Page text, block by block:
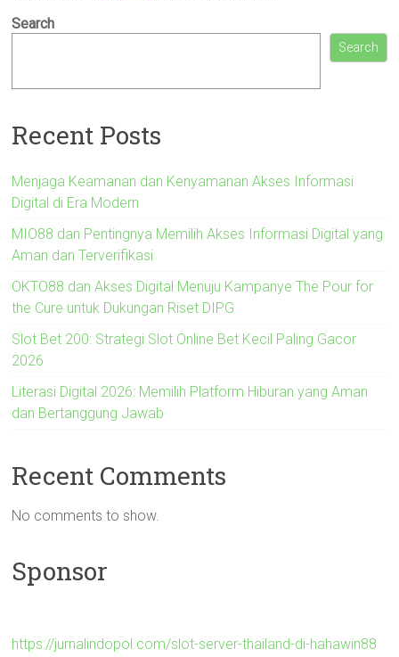
Search
Search
Recent Posts
Menjaga Keamanan dan Kenyamanan Akses Informasi
Digital di Era Modern
MIO88 dan Pentingnya Memilih Akses Informasi Digital yang
Aman dan Terverifikasi
OKTO88 dan Akses Digital Menuju Kampanye The Pour for
the Cure untuk Dukungan Riset DIPG
Slot Bet 200: Strategi Slot Online Bet Kecil Paling Gacor
2026
Literasi Digital 2026: Memilih Platform Hiburan yang Aman
dan Bertanggung Jawab
Recent Comments
No comments to show.
Sponsor
https://jurnalindopol.com/slot-server-thailand-di-hahawin88